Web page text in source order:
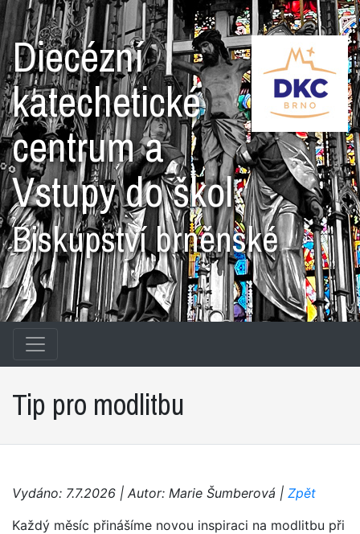
Diecézní
katechetické
centrum a
Vstupy do škol
Biskupství brněnské
Tip pro modlitbu
Vydáno: 7.7.2026 | Autor: Marie Šumberová | Zpět
Každý měsíc přinášíme novou inspiraci na modlitbu při